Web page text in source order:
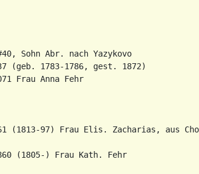
Sohn Abr. nach Yazykovo
1783-1786, gest. 1872)
Frau Anna Fehr
97) Frau Elis. Zacharias, aus
(1805-) Frau Kath. Fehr